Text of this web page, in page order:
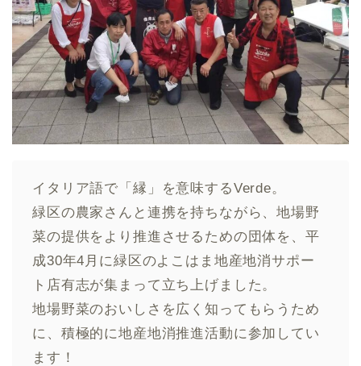
イタリア語で「縁」を意味するVerde。
緑区の農家さんと連携を持ちながら、地場野
菜の提供をより推進させるための団体を、平
成30年4月に緑区のよこはま地産地消サポー
ト店有志が集まって立ち上げました。
地場野菜のおいしさを広く知ってもらうため
に、積極的に地産地消推進活動に参加してい
ます！